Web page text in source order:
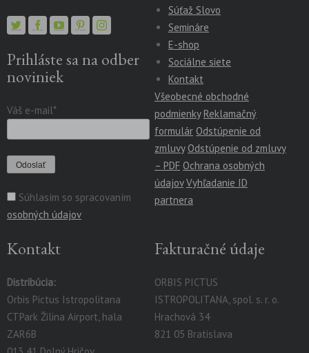
Prihláste sa na odber
noviniek
Váš e-mail*
Súhlasím so spracovaním
osobných údajov
Súťaž Slovo
Semináre
E-shop
Sociálne siete
Kontakt
Všeobecné obchodné
podmienky Reklamačný
formulár Odstúpenie od
zmluvy Odstúpenie od zmluvy
– PDF Ochrana osobných
údajov Vyhľadanie ID
partnera
Kontakt
Distribúcia:
Orbis Pictus Istropolitana
CTPark Žilina Airport, hala
ZAR6B
Fakturačné údaje
ORBIS PICTUS
ISTROPOLITANA, spol. s. r. o.
Hrachová 34
821 05 Bratislava